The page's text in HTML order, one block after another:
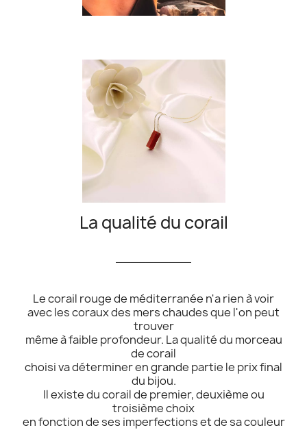
La qualité du corail
Le corail rouge de méditerranée n'a rien à voir
avec les coraux des mers chaudes que l'on peut
trouver
même à faible profondeur. La qualité du morceau
de corail
choisi va déterminer en grande partie le prix final
du bijou.
Il existe du corail de premier, deuxième ou
troisième choix
en fonction de ses imperfections et de sa couleur